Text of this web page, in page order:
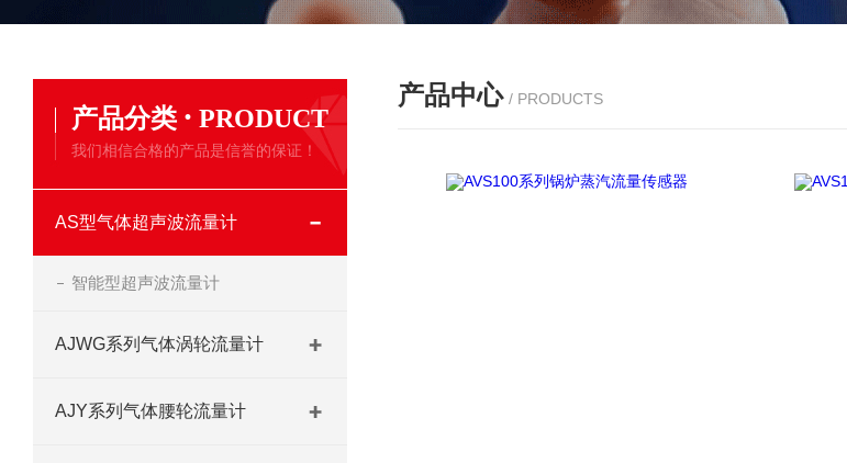
产品分类 · PRODUCT
我们相信合格的产品是信誉的保证！
AS型气体超声波流量计
智能型超声波流量计
AJWG系列气体涡轮流量计
AJY系列气体腰轮流量计
产品中心 / PRODUCTS